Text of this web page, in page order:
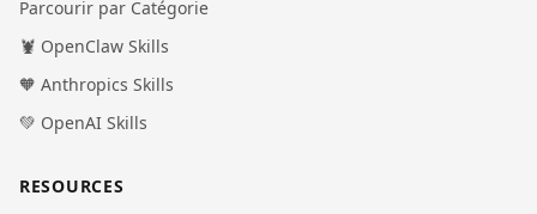
Parcourir par Catégorie
🦞 OpenClaw Skills
🧡 Anthropics Skills
💚 OpenAI Skills
RESOURCES